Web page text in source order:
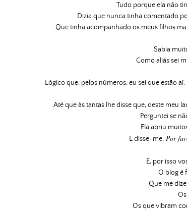
Tudo porque ela não
Dizia que nunca tinha comentado
Que tinha acompanhado os meus filhos
Sabia
Como aliás sei
Lógico que, pelos números, eu sei que estão
Até que às tantas lhe disse que, deste meu
Perguntei se
Ela abriu
E disse-me: Por
E, por isso
O blog é
Que me
Os que vibram